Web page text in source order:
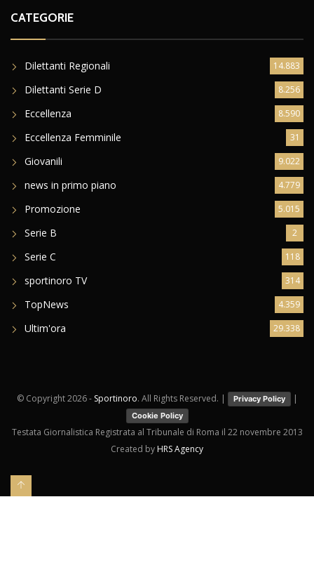
CATEGORIE
Dilettanti Regionali 14.883
Dilettanti Serie D 8.256
Eccellenza 8.590
Eccellenza Femminile 31
Giovanili 9.022
news in primo piano 4.779
Promozione 5.015
Serie B 2
Serie C 118
sportinoro TV 314
TopNews 4.359
Ultim'ora 29.338
© Copyright2026 - Sportinoro. All Rights Reserved. | Privacy Policy |
Cookie Policy
Testata Giornalistica Registrata al Tribunale di Roma il 22 novembre 2013
Created by HRS Agency